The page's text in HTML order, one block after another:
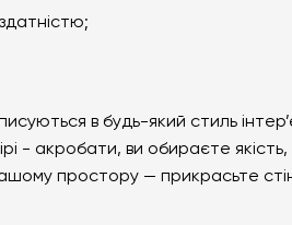
в будь-який стиль
- акробати, ви обираєте
простору — прикрасьте